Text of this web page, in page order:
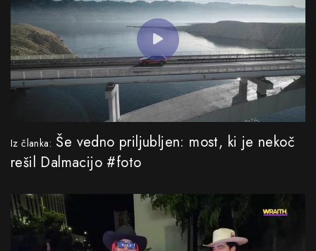
Iz članka: Še vedno priljubljen: most, ki je nekoč
rešil Dalmacijo #foto